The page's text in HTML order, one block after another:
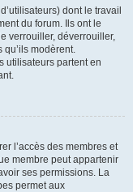
dont le travail
du forum. Ils ont le
verrouiller, déverrouiller,
modèrent.
utilisateurs partent en
l’accès des membres et
membre peut appartenir
ses permissions. La
permet aux